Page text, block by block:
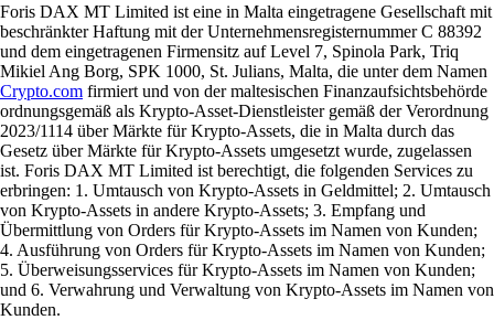
Foris DAX MT Limited ist eine in Malta eingetragene Gesellschaft mit
beschränkter Haftung mit der Unternehmensregisternummer C 88392
und dem eingetragenen Firmensitz auf Level 7, Spinola Park, Triq
Mikiel Ang Borg, SPK 1000, St. Julians, Malta, die unter dem Namen
Crypto.com firmiert und von der maltesischen Finanzaufsichtsbehörde
ordnungsgemäß als Krypto-Asset-Dienstleister gemäß der Verordnung
2023/1114 über Märkte für Krypto-Assets, die in Malta durch das
Gesetz über Märkte für Krypto-Assets umgesetzt wurde, zugelassen
ist. Foris DAX MT Limited ist berechtigt, die folgenden Services zu
erbringen: 1. Umtausch von Krypto-Assets in Geldmittel; 2. Umtausch
von Krypto-Assets in andere Krypto-Assets; 3. Empfang und
Übermittlung von Orders für Krypto-Assets im Namen von Kunden;
4. Ausführung von Orders für Krypto-Assets im Namen von Kunden;
5. Überweisungsservices für Krypto-Assets im Namen von Kunden;
und 6. Verwahrung und Verwaltung von Krypto-Assets im Namen von
Kunden.